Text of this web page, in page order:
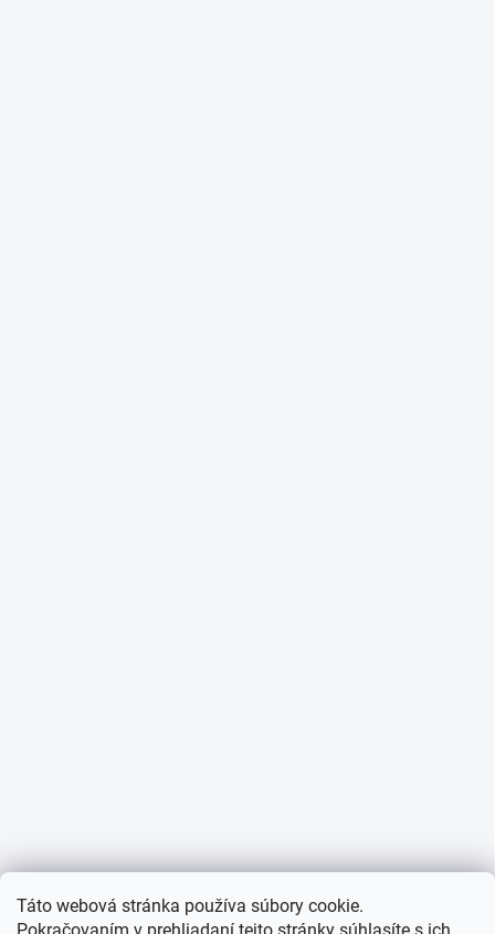
Táto webová stránka používa súbory cookie.